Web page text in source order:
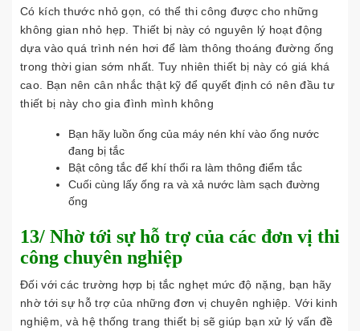
Có kích thước nhỏ gọn, có thể thi công được cho những
không gian nhỏ hẹp. Thiết bị này có nguyên lý hoạt động
dựa vào quá trình nén hơi để làm thông thoáng đường ống
trong thời gian sớm nhất. Tuy nhiên thiết bị này có giá khá
cao. Bạn nên cân nhắc thật kỹ để quyết định có nên đầu tư
thiết bị này cho gia đình mình không
Bạn hãy luồn ống của máy nén khí vào ống nước
đang bị tắc
Bật công tắc để khí thổi ra làm thông điểm tắc
Cuối cùng lấy ống ra và xả nước làm sạch đường
ống
13/ Nhờ tới sự hỗ trợ của các đơn vị thi
công chuyên nghiệp
Đối với các trường hợp bị tắc nghẹt mức độ nặng, bạn hãy
nhờ tới sự hỗ trợ của những đơn vị chuyên nghiệp. Với kinh
nghiệm, và hệ thống trang thiết bị sẽ giúp bạn xử lý vấn đề